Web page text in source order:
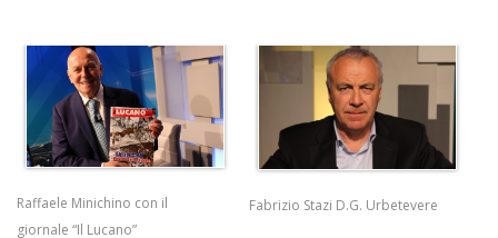
Raffaele Minichino con il
giornale “Il Lucano”
Fabrizio Stazi D.G. Urbetevere